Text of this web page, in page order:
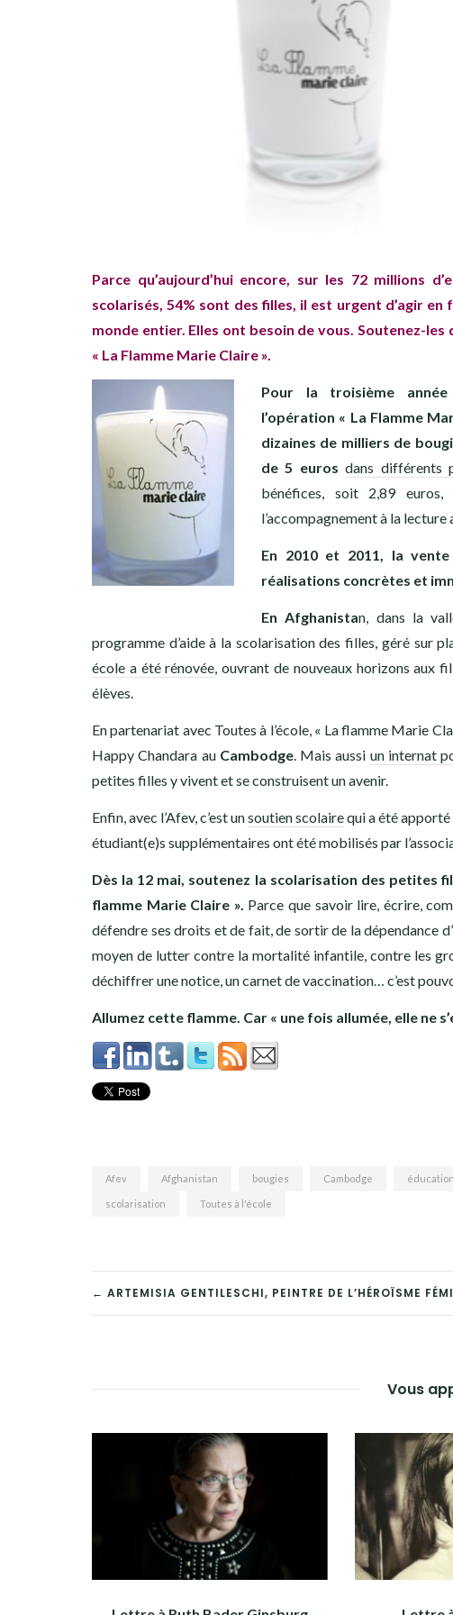
Parce qu’aujourd’hui encore, sur les 72 millions
scolarisés, 54% sont des filles, il est urgent d’agir
monde entier. Elles ont besoin de vous. Soutenez-les
« La Flamme Marie Claire ».
Pour la troisième
l’opération « La Flamme
dizaines de milliers de
de 5 euros dans différents
bénéfices, soit 2,89
l’accompagnement à la lecture
En 2010 et 2011, la
réalisations concrètes et
En Afghanistan, dans la
programme d’aide à la scolarisation des filles, géré sur
école a été rénovée , ouvrant de nouveaux horizons aux
élèves.
En partenariat avec Toutes à l’école, « La flamme Marie
Happy Chandara au Cambodge. Mais aussi un internat
petites filles y vivent et se construisent un avenir.
Enfin, avec l’Afev, c’est unsoutien scolairequi a été
étudiant(e)s supplémentaires ont été mobilisés par
Dès la 12 mai, soutenez la scolarisation des petites
flamme Marie Claire ». Parce que savoir lire, écrire,
défendre ses droits et de fait, de sortir de la dépendance
moyen de lutter contre la mortalité infantile, contre les
déchiffrer une notice, un carnet de vaccination… c’est
Allumez cette flamme. Car « une fois allumée, elle ne
Afev Afghanistan bougies Cambodge éducation
scolarisation Toutes à l'école
NAVIGATION
← ARTEMISIA GENTILESCHI, PEINTRE DE L’HÉROÏSME
Vous